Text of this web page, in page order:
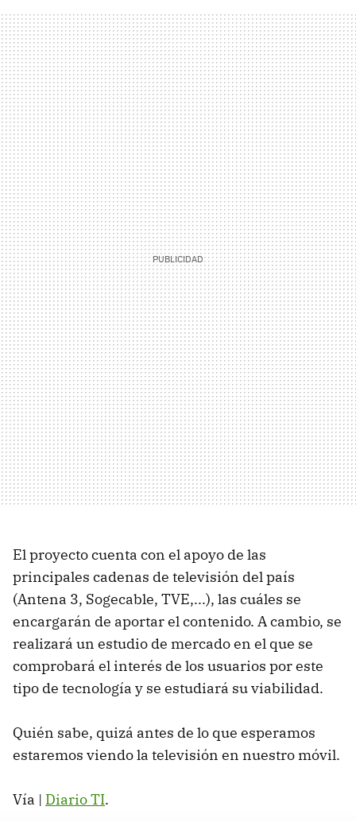
El proyecto cuenta con el apoyo de las
principales cadenas de televisión del país
(Antena 3, Sogecable, TVE,...), las cuáles se
encargarán de aportar el contenido. A cambio, se
realizará un estudio de mercado en el que se
comprobará el interés de los usuarios por este
tipo de tecnología y se estudiará su viabilidad.
Quién sabe, quizá antes de lo que esperamos
estaremos viendo la televisión en nuestro móvil.
Vía | Diario TI.